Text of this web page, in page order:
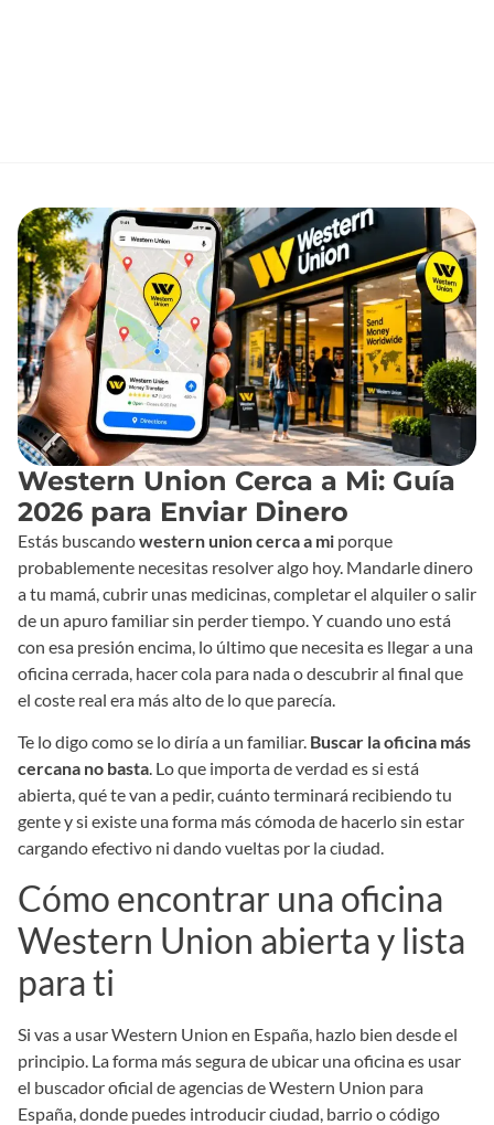
Western Union Cerca a Mi: Guía
2026 para Enviar Dinero
Estás buscandowestern union cerca a mi porque
probablemente necesitas resolver algo hoy. Mandarle dinero
a tu mamá, cubrir unas medicinas, completar el alquiler o salir
de un apuro familiar sin perder tiempo. Y cuando uno está
con esa presión encima, lo último que necesita es llegar a una
oficina cerrada, hacer cola para nada o descubrir al final que
el coste real era más alto de lo que parecía.
Te lo digo como se lo diría a un familiar. Buscar la oficina más
cercana no basta. Lo que importa de verdad es si está
abierta, qué te van a pedir, cuánto terminará recibiendo tu
gente y si existe una forma más cómoda de hacerlo sin estar
cargando efectivo ni dando vueltas por la ciudad.
Cómo encontrar una oficina
Western Union abierta y lista
para ti
Si vas a usar Western Union en España, hazlo bien desde el
principio. La forma más segura de ubicar una oficina es usar
el buscador oficial de agencias de Western Union para
España, donde puedes introducir ciudad, barrio o código